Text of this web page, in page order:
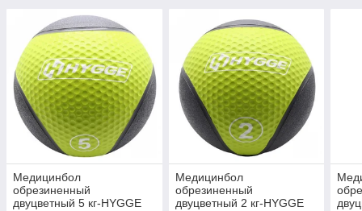
Медицинбол
обрезиненный
двуцветный 5 кг-HYGGE
Медицинбол
обрезиненный
двуцветный 2 кг-HYGGE